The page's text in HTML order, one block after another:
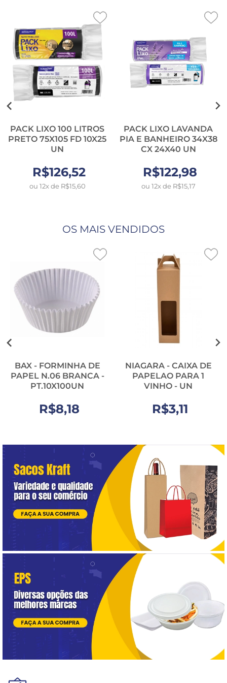
PACK LIXO 100 LITROS
PRETO 75X105 FD 10X25
UN
R$126,52
ou 12x de R$15,60
PACK LIXO LAVANDA
PIA E BANHEIRO 34X38
CX 24X40 UN
R$122,98
ou 12x de R$15,17
OS MAIS VENDIDOS
BAX - FORMINHA DE
PAPEL N.06 BRANCA -
PT.10X100UN
R$8,18
NIAGARA - CAIXA DE
PAPELAO PARA 1
VINHO - UN
R$3,11